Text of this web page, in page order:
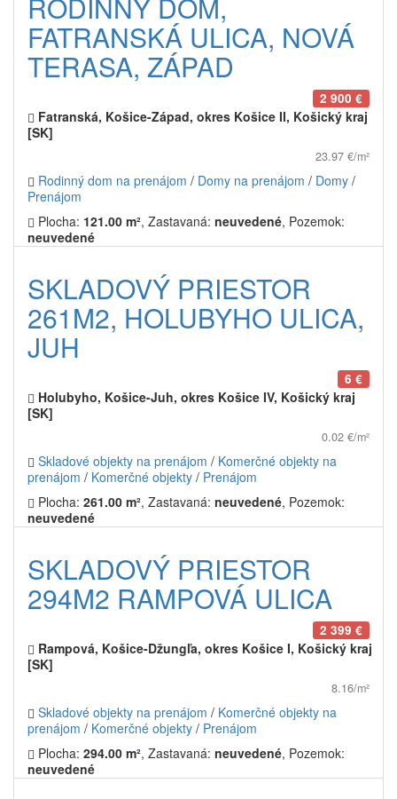
RODINNÝ DOM,
FATRANSKÁ ULICA, NOVÁ
TERASA, ZÁPAD
2 900 €
Fatranská, Košice-Západ, okres Košice II, Košický kraj
[SK]
23.97 €/m²
Rodinný dom na prenájom / Domy na prenájom / Domy /
Prenájom
Plocha: 121.00 m², Zastavaná: neuvedené, Pozemok:
neuvedené
SKLADOVÝ PRIESTOR
261M2, HOLUBYHO ULICA,
JUH
6 €
Holubyho, Košice-Juh, okres Košice IV, Košický kraj
[SK]
0.02 €/m²
Skladové objekty na prenájom / Komerčné objekty na
prenájom / Komerčné objekty / Prenájom
Plocha: 261.00 m², Zastavaná: neuvedené, Pozemok:
neuvedené
SKLADOVÝ PRIESTOR
294M2 RAMPOVÁ ULICA
2 399 €
Rampová, Košice-Džungľa, okres Košice I, Košický kraj
[SK]
8.16/m²
Skladové objekty na prenájom / Komerčné objekty na
prenájom / Komerčné objekty / Prenájom
Plocha: 294.00 m², Zastavaná: neuvedené, Pozemok:
neuvedené